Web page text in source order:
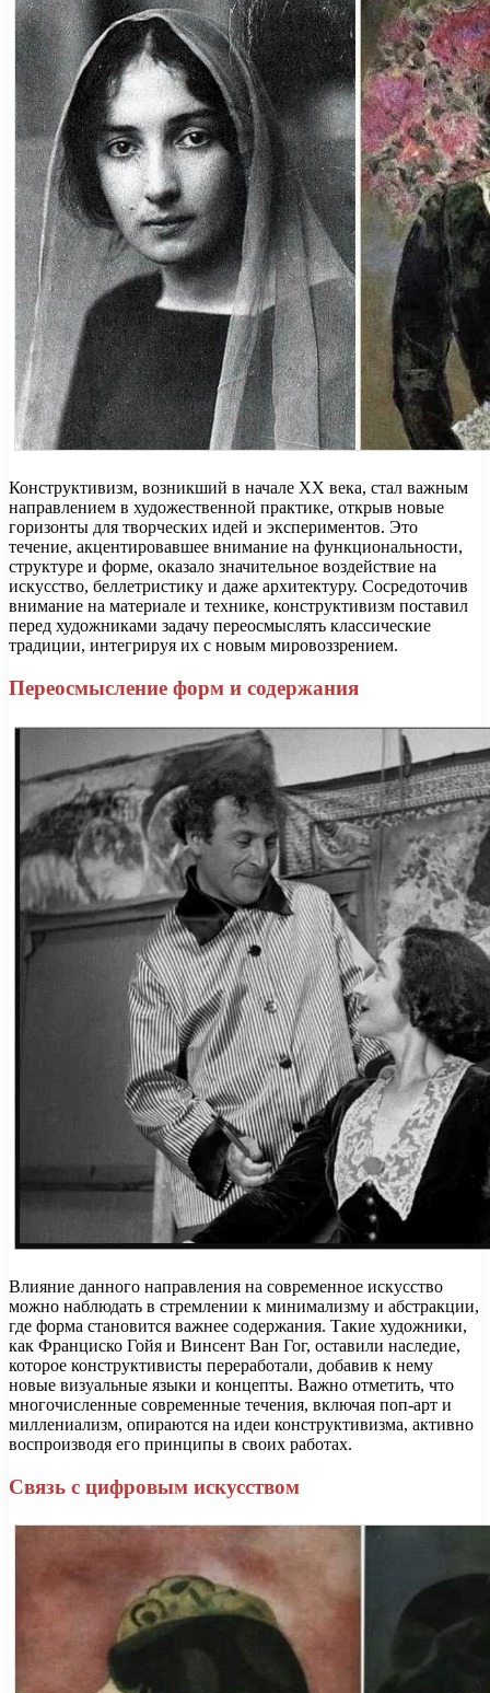
Конструктивизм, возникший в начале XX века, стал важным
направлением в художественной практике, открыв новые
горизонты для творческих идей и экспериментов. Это
течение, акцентировавшее внимание на функциональности,
структуре и форме, оказало значительное воздействие на
искусство, беллетристику и даже архитектуру. Сосредоточив
внимание на материале и технике, конструктивизм поставил
перед художниками задачу переосмыслять классические
традиции, интегрируя их с новым мировоззрением.
Переосмысление форм и содержания
Влияние данного направления на современное искусство
можно наблюдать в стремлении к минимализму и абстракции,
где форма становится важнее содержания. Такие художники,
как Франциско Гойя и Винсент Ван Гог, оставили наследие,
которое конструктивисты переработали, добавив к нему
новые визуальные языки и концепты. Важно отметить, что
многочисленные современные течения, включая поп-арт и
миллениализм, опираются на идеи конструктивизма, активно
воспроизводя его принципы в своих работах.
Связь с цифровым искусством